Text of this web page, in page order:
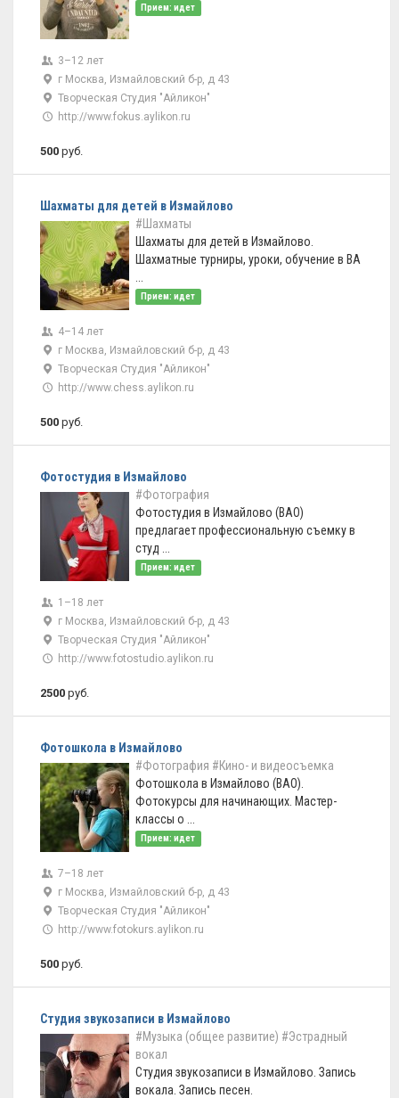
Прием: идет
3–12 лет
г Москва, Измайловский б-р, д 43
Творческая Студия "Айликон"
http://www.fokus.aylikon.ru
500 руб.
Шахматы для детей в Измайлово
#Шахматы
Шахматы для детей в Измайлово.
Шахматные турниры, уроки, обучение в ВА
Прием: идет
4–14 лет
г Москва, Измайловский б-р, д 43
Творческая Студия "Айликон"
http://www.chess.aylikon.ru
500 руб.
Фотостудия в Измайлово
#Фотография
Фотостудия в Измайлово (ВАО)
предлагает профессиональную съемку в
студ ...
Прием: идет
1–18 лет
г Москва, Измайловский б-р, д 43
Творческая Студия "Айликон"
http://www.fotostudio.aylikon.ru
2500 руб.
Фотошкола в Измайлово
#Фотография #Кино- и видеосъемка
Фотошкола в Измайлово (ВАО).
Фотокурсы для начинающих. Мастер-
классы о ...
Прием: идет
7–18 лет
г Москва, Измайловский б-р, д 43
Творческая Студия "Айликон"
http://www.fotokurs.aylikon.ru
500 руб.
Студия звукозаписи в Измайлово
#Музыка (общее развитие) #Эстрадный
вокал
Студия звукозаписи в Измайлово. Запись
вокала. Запись песен.